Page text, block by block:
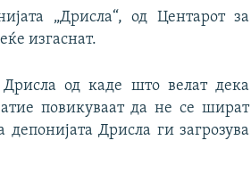
„Дрисла“, од Центарот за
изгаснат.
од каде што велат дека
повикуваат да не се шират
Дрисла ги загрозува